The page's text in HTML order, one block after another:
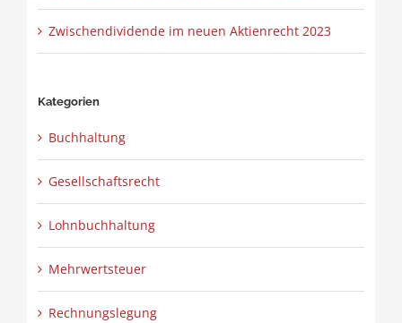
Zwischendividende im neuen Aktienrecht 2023
Kategorien
Buchhaltung
Gesellschaftsrecht
Lohnbuchhaltung
Mehrwertsteuer
Rechnungslegung